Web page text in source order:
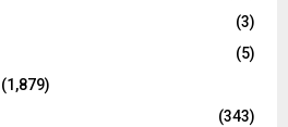
(3)
(5)
(1,879)
(343)